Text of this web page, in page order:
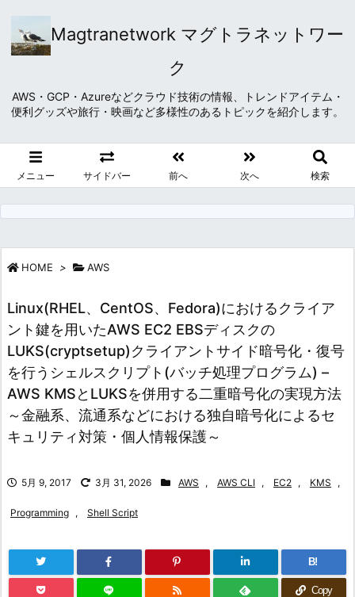
Magtranetwork マグトラネットワー
ク
AWS・GCP・Azureなどクラウド技術の情報、トレンドアイテム・
便利グッズや旅行・映画など多様性のあるトピックを紹介します。
メニュー サイドバー 前へ 次へ 検索
HOME > AWS
Linux(RHEL、CentOS、Fedora)におけるクライア
ント鍵を用いたAWS EC2 EBSディスクの
LUKS(cryptsetup)クライアントサイド暗号化・復号
を行うシェルスクリプト(バッチ処理プログラム) –
AWS KMSとLUKSを併用する二重暗号化の実現方法
～金融系、流通系などにおける独自暗号化によるセ
キュリティ対策・個人情報保護～
5月 9, 2017 3月 31, 2026 AWS , AWS CLI , EC2 , KMS ,
Programming , Shell Script
B!
Copy